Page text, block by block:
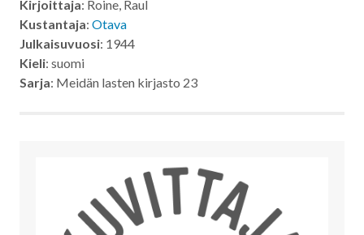
Kirjoittaja: Roine, Raul
Kustantaja: Otava
Julkaisuvuosi: 1944
Kieli: suomi
Sarja: Meidän lasten kirjasto 23